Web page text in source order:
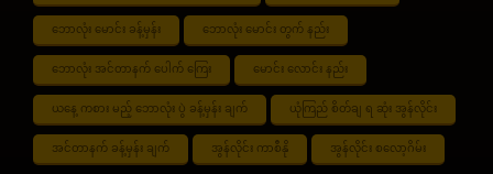
ဘောလုံး မောင်း ခန့်မှန်း ဘောလုံး မောင်း တွက် နည်း
ဘောလုံး အင်တာနက် ပေါက် ကြေး မောင်း လောင်း နည်း
ယနေ့ ကစား မည့် ဘောလုံး ပွဲ ခန့်မှန်း ချက် ယုံကြည် စိတ်ချ ရ ဆုံး အွန်လိုင်း
အင်တာနက် ခန့်မှန်း ချက် အွန်လိုင်း ကာစီနို အွန်လိုင်း စလော့ဂိမ်း